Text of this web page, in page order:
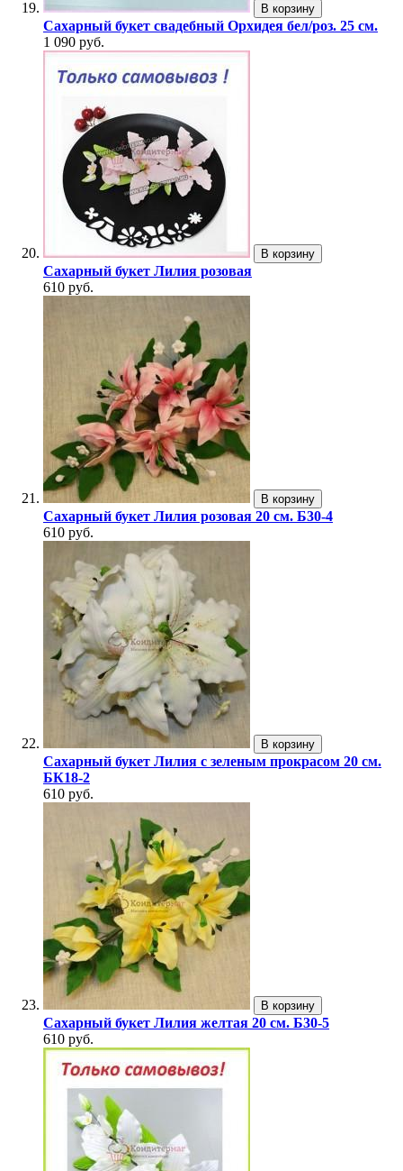
В корзину
Сахарный букет свадебный Орхидея бел/роз. 25 см.
1 090 руб.
В корзину
Сахарный букет Лилия розовая
610 руб.
В корзину
Сахарный букет Лилия розовая 20 см. Б30-4
610 руб.
В корзину
Сахарный букет Лилия с зеленым прокрасом 20 см.
БК18-2
610 руб.
В корзину
Сахарный букет Лилия желтая 20 см. Б30-5
610 руб.